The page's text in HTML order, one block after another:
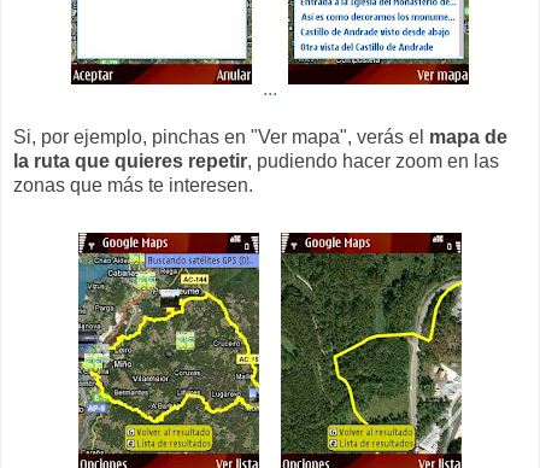
...
Si, por ejemplo, pinchas en "Ver mapa", verás el mapa de
la ruta que quieres repetir, pudiendo hacer zoom en las
zonas que más te interesen.